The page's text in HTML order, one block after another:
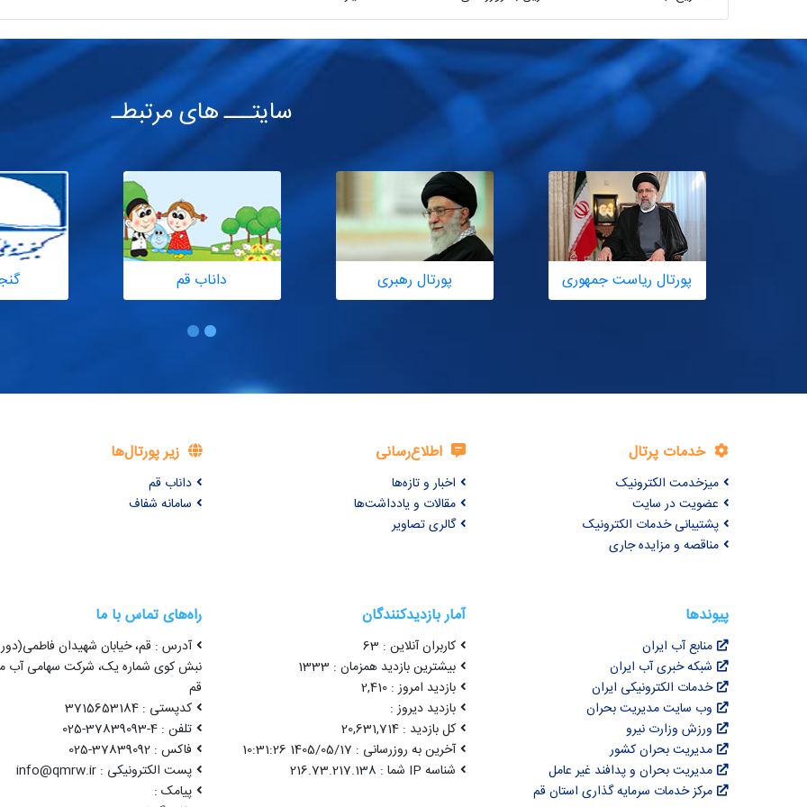
سایتـــ های مرتبطـ
پورتال ریاست جمهوری پورتال رهبری داناب قم
خدمات پرتال
میزخدمت الکترونیک
عضویت در سایت
پشتیبانی خدمات الکترونیک
مناقصه و مزایده جاری
اطلاع‌رسانی
اخبار و تازه‌ها
مقالات و یادداشت‌ها
گالری تصاویر
زیر پورتال‌ها
داناب قم
سامانه شفاف
پیوندها
منابع آب ایران
شبکه خبری آب ایران
خدمات الکترونیکی ایران
وب سایت مدیریت بحران
ورزش وزارت نیرو
مدیریت بحران کشور
مدیریت بحران و پدافند غیر عامل
مرکز خدمات سرمایه گذاری استان قم
آمار بازدیدکنندگان
کاربران آنلاین : 63
بیشترین بازدید همزمان : 1333
بازدید امروز : 2,410
بازدید دیروز :
کل بازدید : 20,631,714
آخرین به روزرسانی : 1405/05/17 10:31:26
شناسه IP شما : 216.73.217.138
راه‌های تماس با ما
آدرس : قم، خیابان شهیدان
نبش کوی شماره یک، شرکت سهامی آب
قم
کدپستی : 3715653184
تلفن : 4-37839093-025
فاکس : 37839092-025
پست الکترونیکی : info@qmrw.ir
پیامک :